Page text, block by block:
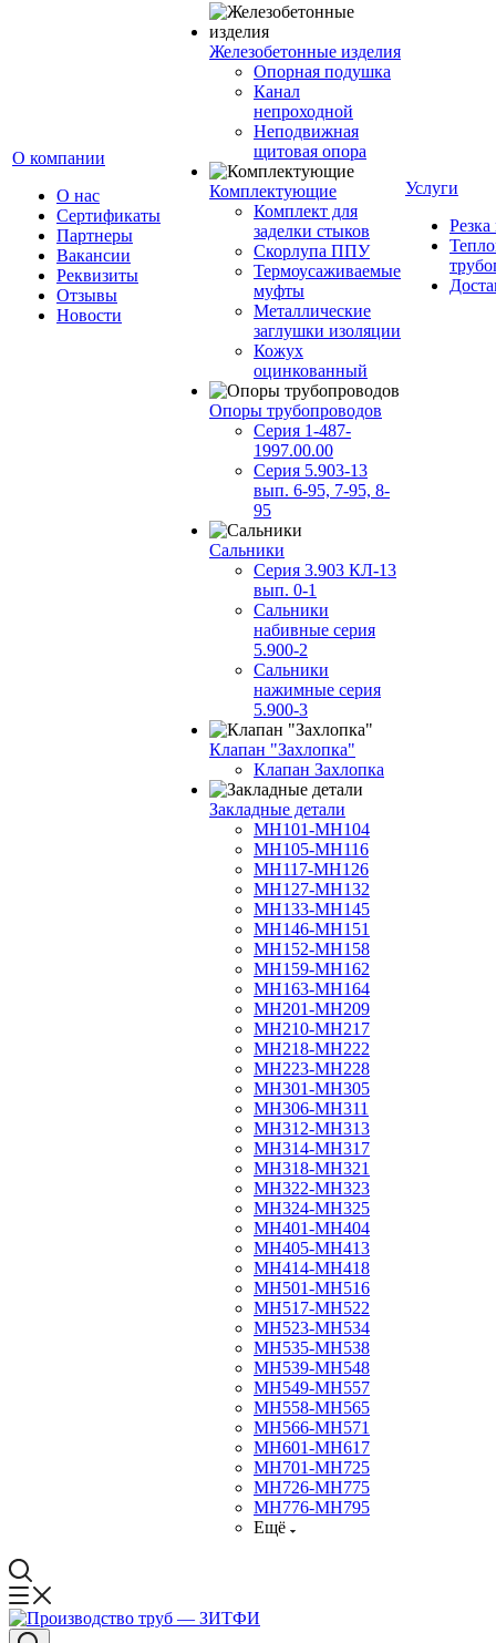
О компании
О нас
Сертификаты
Партнеры
Вакансии
Реквизиты
Отзывы
Новости
Железобетонные изделия
Опорная подушка
Канал
непроходной
Неподвижная
щитовая опора
Комплектующие
Комплект для
заделки стыков
Скорлупа ППУ
Термоусаживаемые
муфты
Металлические
заглушки изоляции
Кожух
оцинкованный
Опоры трубопроводов
Серия 1-487-
1997.00.00
Серия 5.903-13
вып. 6-95, 7-95, 8-
95
Сальники
Серия 3.903 КЛ-13
вып. 0-1
Сальники
набивные серия
5.900-2
Сальники
нажимные серия
5.900-3
Клапан "Захлопка"
Клапан Захлопка
Закладные детали
МН101-МН104
МН105-МН116
МН117-МН126
МН127-МН132
МН133-МН145
МН146-МН151
МН152-МН158
МН159-МН162
МН163-МН164
МН201-МН209
МН210-МН217
МН218-МН222
МН223-МН228
МН301-МН305
МН306-МН311
МН312-МН313
МН314-МН317
МН318-МН321
МН322-МН323
МН324-МН325
МН401-МН404
МН405-МН413
МН414-МН418
МН501-МН516
МН517-МН522
МН523-МН534
МН535-МН538
МН539-МН548
МН549-МН557
МН558-МН565
МН566-МН571
МН601-МН617
МН701-МН725
МН726-МН775
МН776-МН795
Ещё
Услуги
Резка